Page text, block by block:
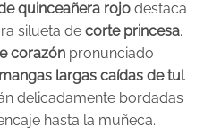
quinceañera rojo destaca
silueta de corte princesa.
corazón pronunciado
mangas largas caídas de tul
delicadamente bordadas
hasta la muñeca.